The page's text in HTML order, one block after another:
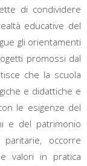
di condividere
educative del
gli orientamenti
promossi dal
che la scuola
e didattiche e
le esigenze del
e del patrimonio
occorre
valori in pratica